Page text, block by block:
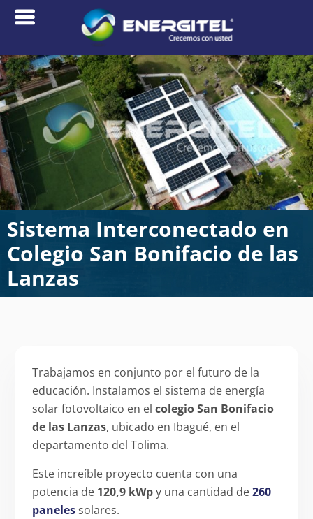
Sistema Interconectado en
Colegio San Bonifacio de las
Lanzas
Trabajamos en conjunto por el futuro de la
educación. Instalamos el sistema de energía
solar fotovoltaico en el colegio San Bonifacio
de las Lanzas, ubicado en Ibagué, en el
departamento del Tolima.
Este increíble proyecto cuenta con una
potencia de 120,9 kWpy una cantidad de260
panelessolares.